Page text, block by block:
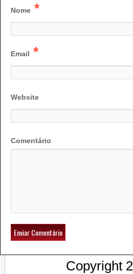
Nome *
Email *
Website
Comentário
Copyright